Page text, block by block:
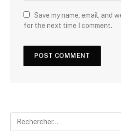
Save my name, email, and
for the next time I comment.